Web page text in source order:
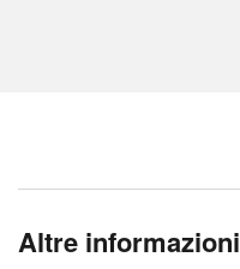
Altre informazioni